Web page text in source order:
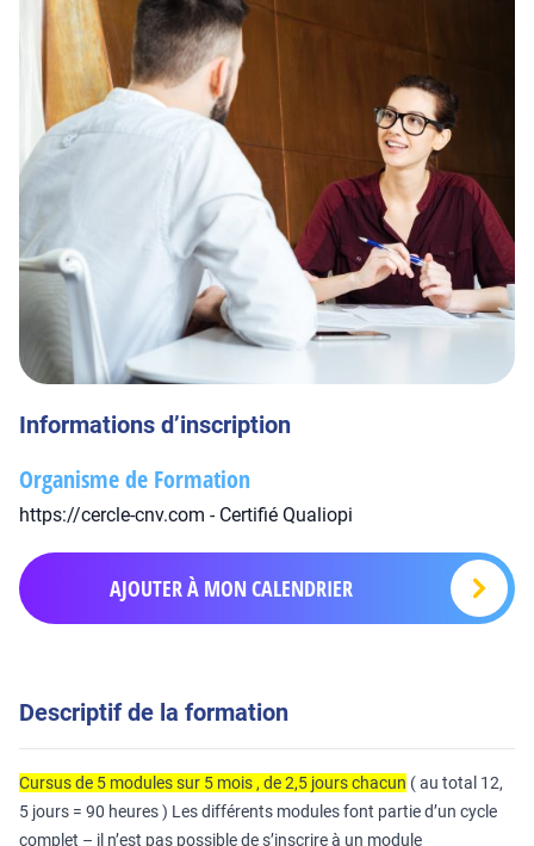
Informations d’inscription
Organisme de Formation
https://cercle-cnv.com - Certifié Qualiopi
AJOUTER À MON CALENDRIER
Descriptif de la formation
Cursus de 5 modules sur 5 mois , de 2,5 jours chacun ( au total 12,
5 jours = 90 heures ) Les différents modules font partie d’un cycle
complet – il n’est pas possible de s’inscrire à un module